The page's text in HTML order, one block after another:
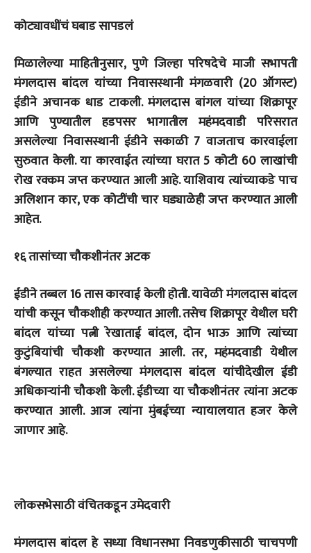
कोट्यावधींचं घबाड सापडलं
मिळालेल्या माहितीनुसार, पुणे जिल्हा परिषदेचे माजी सभापती
मंगलदास बांदल यांच्या निवासस्थानी मंगळवारी (20 ऑगस्ट)
ईडीने अचानक धाड टाकली. मंगलदास बांगल यांच्या शिक्रापूर
आणि पुण्यातील हडपसर भागातील महंमदवाडी परिसरात
असलेल्या निवासस्थानी ईडीने सकाळी 7 वाजताच कारवाईला
सुरुवात केली. या कारवाईत त्यांच्या घरात 5 कोटी 60 लाखांची
रोख रक्कम जप्त करण्यात आली आहे. याशिवाय त्यांच्याकडे पाच
अलिशान कार, एक कोटींची चार घड्याळेही जप्त करण्यात आली
आहेत.
१६ तासांच्या चौकशीनंतर अटक
ईडीने तब्बल 16 तास कारवाई केली होती. यावेळी मंगलदास बांदल
यांची कसून चौकशीही करण्यात आली. तसेच शिक्रापूर येथील घरी
बांदल यांच्या पत्नी रेखाताई बांदल, दोन भाऊ आणि त्यांच्या
कुटुंबियांची चौकशी करण्यात आली. तर, महंमदवाडी येथील
बंगल्यात राहत असलेल्या मंगलदास बांदल यांचीदेखील ईडी
अधिकाऱ्यांनी चौकशी केली. ईडीच्या या चौकशीनंतर त्यांना अटक
करण्यात आली. आज त्यांना मुंबईच्या न्यायालयात हजर केले
जाणार आहे.
लोकसभेसाठी वंचितकडून उमेदवारी
मंगलदास बांदल हे सध्या विधानसभा निवडणुकीसाठी चाचपणी